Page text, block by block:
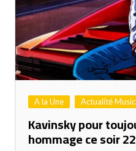
A la Une Actualité
Kavinsky pour
hommage ce soir